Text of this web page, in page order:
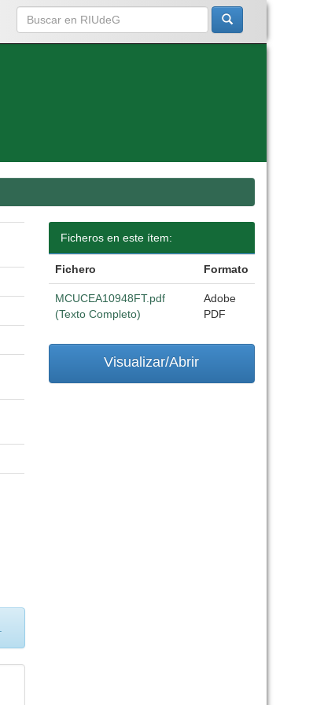
Ficheros en este ítem:
Fichero Formato
MCUCEA10948FT.pdf
(Texto Completo)
Adobe
PDF
Visualizar/Abrir